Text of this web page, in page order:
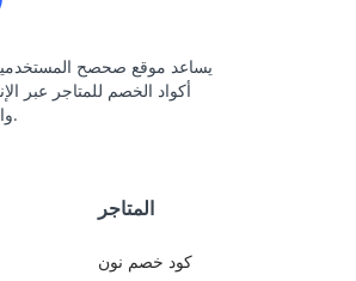
يساعد موقع صحصح
أكواد الخصم للمتاجر عبر
والتي يتم تحديثها باستمرار.
المتاجر
كود خصم نون